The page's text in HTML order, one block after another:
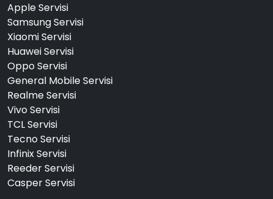
Apple Servisi
Samsung Servisi
Xiaomi Servisi
Huawei Servisi
Oppo Servisi
General Mobile Servisi
Realme Servisi
Vivo Servisi
TCL Servisi
Tecno Servisi
Infinix Servisi
Reeder Servisi
Casper Servisi